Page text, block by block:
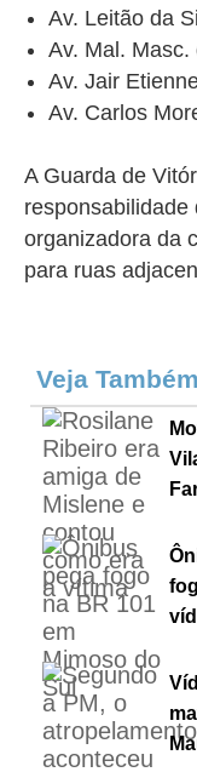
Av. Leitão da
Av. Mal. Masc.
Av. Jair
Av. Carlos
A Guarda de
responsabilidade
organizadora da
para ruas
Veja Também